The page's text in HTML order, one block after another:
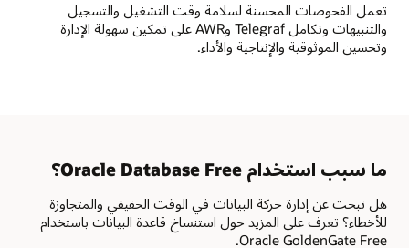
تعمل الفحوصات المحسنة لسلامة وقت التشغيل والتسجيل
والتنبيهات وتكامل Telegraf وAWR على تمكين سهولة الإدارة
وتحسين الموثوقية والإنتاجية والأداء.
ما سبب استخدام Oracle Database Free؟
هل تبحث عن إدارة حركة البيانات في الوقت الحقيقي والمتجاوزة
للأخطاء؟ تعرف على المزيد حول استنساخ قاعدة البيانات باستخدام
Oracle GoldenGate Free.